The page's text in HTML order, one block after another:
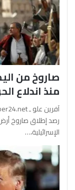
صاروخ من
منذ اندلاع
رصد إطلاق صاروخ
الإسرائيلية،…